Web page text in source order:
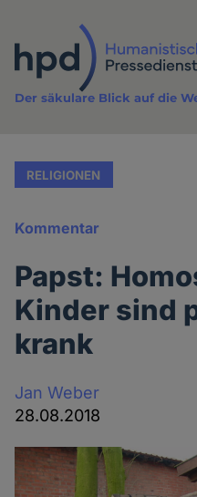
Inhalt
Der säkulare Blick auf die
RELIGIONEN
Kommentar
Papst:
Kinder sind
krank
Jan Weber
28.08.2018